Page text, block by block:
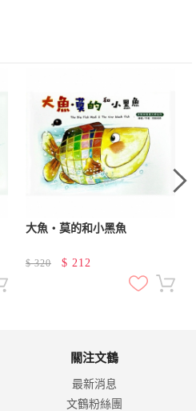
大魚‧莫的和小黑魚
$320 $ 212
關注文鶴
最新消息
文鶴粉絲團